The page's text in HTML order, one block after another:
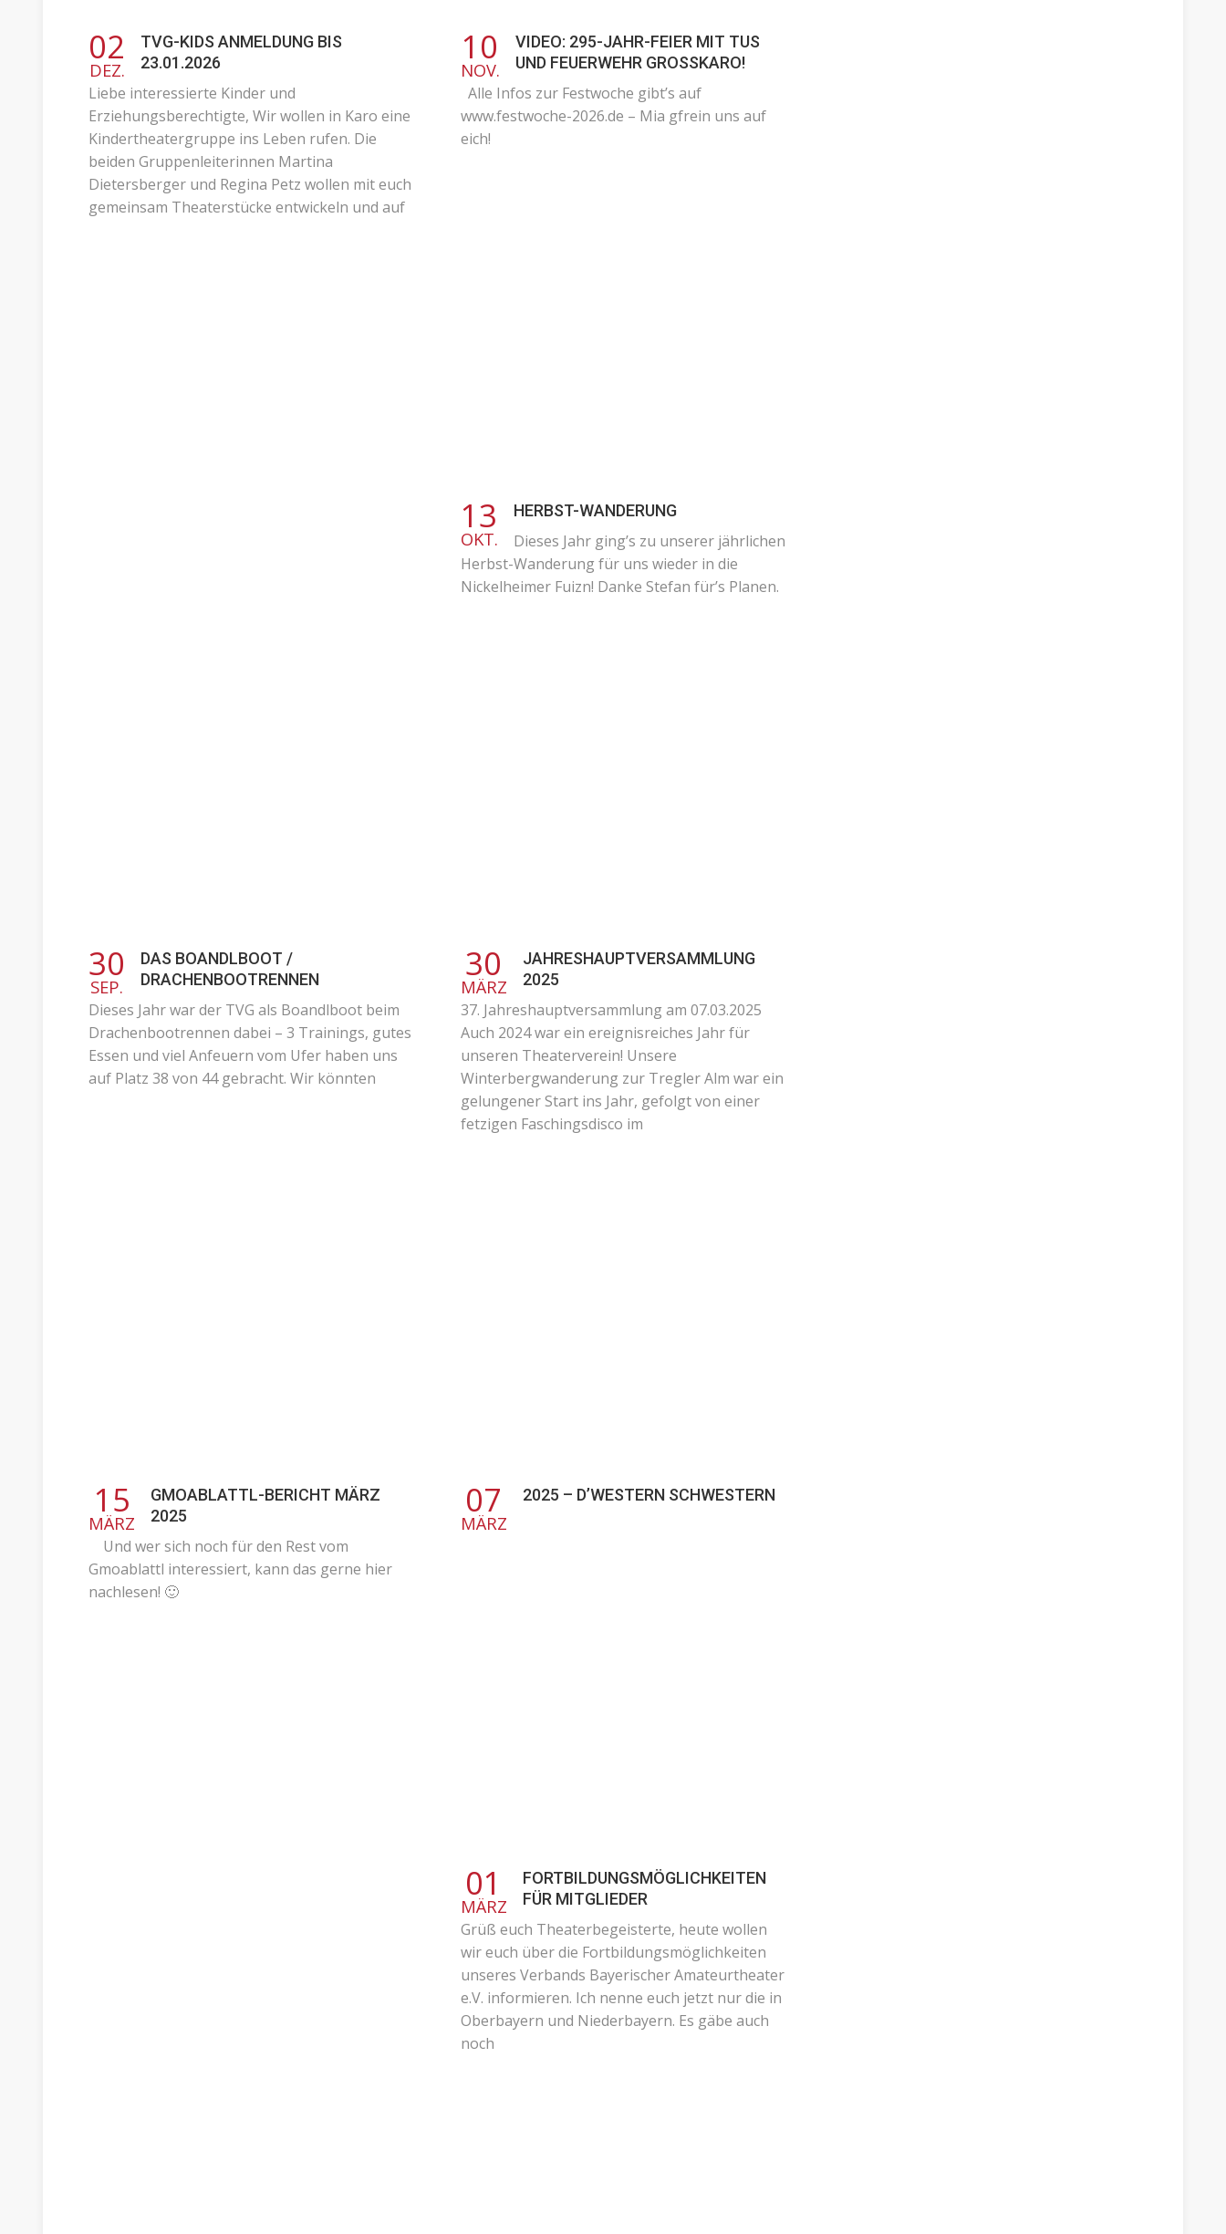
02
DEZ.
TVG-KIDS ANMELDUNG BIS
23.01.2026
Liebe interessierte Kinder und
Erziehungsberechtigte, Wir wollen in Karo eine
Kindertheatergruppe ins Leben rufen. Die
beiden Gruppenleiterinnen Martina
Dietersberger und Regina Petz wollen mit euch
gemeinsam Theaterstücke entwickeln und auf
10
NOV.
VIDEO: 295-JAHR-FEIER MIT TUS
UND FEUERWEHR GROSSKARO!
Alle Infos zur Festwoche gibt’s auf
www.festwoche-2026.de – Mia gfrein uns auf
eich!
13
OKT.
HERBST-WANDERUNG
Dieses Jahr ging’s zu unserer jährlichen
Herbst-Wanderung für uns wieder in die
Nickelheimer Fuizn! Danke Stefan für’s Planen.
30
SEP.
DAS BOANDLBOOT /
DRACHENBOOTRENNEN
Dieses Jahr war der TVG als Boandlboot beim
Drachenbootrennen dabei – 3 Trainings, gutes
Essen und viel Anfeuern vom Ufer haben uns
auf Platz 38 von 44 gebracht. Wir könnten
30
MÄRZ
JAHRESHAUPTVERSAMMLUNG
2025
37. Jahreshauptversammlung am 07.03.2025
Auch 2024 war ein ereignisreiches Jahr für
unseren Theaterverein! Unsere
Winterbergwanderung zur Tregler Alm war ein
gelungener Start ins Jahr, gefolgt von einer
fetzigen Faschingsdisco im
15
MÄRZ
GMOABLATTL-BERICHT MÄRZ
2025
Und wer sich noch für den Rest vom
Gmoablattl interessiert, kann das gerne hier
nachlesen! 🙂
07
MÄRZ
2025 – D’WESTERN SCHWESTERN
01
MÄRZ
FORTBILDUNGSMÖGLICHKEITEN
FÜR MITGLIEDER
Grüß euch Theaterbegeisterte, heute wollen
wir euch über die Fortbildungsmöglichkeiten
unseres Verbands Bayerischer Amateurtheater
e.V. informieren. Ich nenne euch jetzt nur die in
Oberbayern und Niederbayern. Es gäbe auch
noch